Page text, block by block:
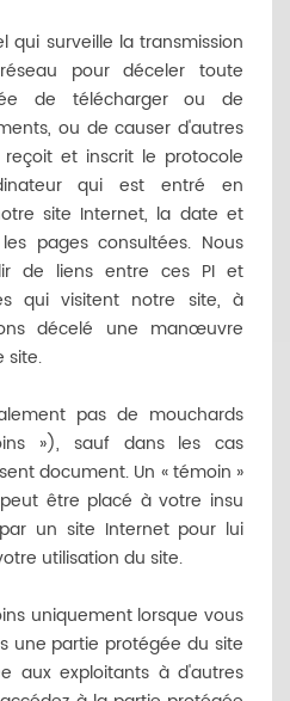
qui surveille la transmission
pour déceler toute
de télécharger ou de
ou de causer d'autres
et inscrit le protocole
qui est entré en
site Internet, la date et
pages consultées. Nous
de liens entre ces PI et
qui visitent notre site, à
décelé une manœuvre
site.
pas de mouchards
»), sauf dans les cas
document. Un « témoin »
être placé à votre insu
un site Internet pour lui
utilisation du site.
uniquement lorsque vous
une partie protégée du site
aux exploitants à d'autres